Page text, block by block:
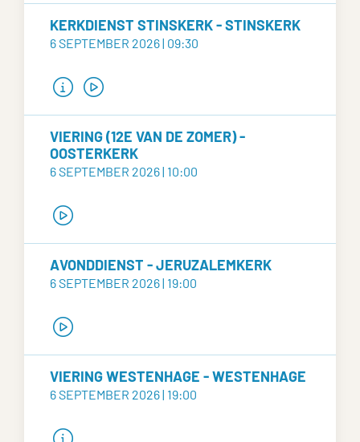
KERKDIENST STINSKERK - STINSKERK
6 SEPTEMBER 2026 | 09:30
VIERING (12E VAN DE ZOMER) -
OOSTERKERK
6 SEPTEMBER 2026 | 10:00
AVONDDIENST - JERUZALEMKERK
6 SEPTEMBER 2026 | 19:00
VIERING WESTENHAGE - WESTENHAGE
6 SEPTEMBER 2026 | 19:00